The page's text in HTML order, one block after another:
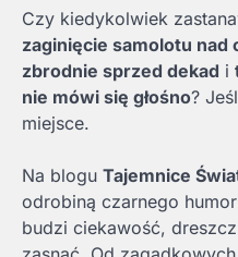
Czy kiedykolwiek
zaginięcie samolotu nad
zbrodnie sprzed dekad i
nie mówi się głośno?
miejsce.
Na blogu Tajemnice
odrobiną czarnego
budzi ciekawość,